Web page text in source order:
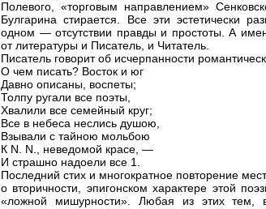
Полевого, «торговым направлением»
Булгарина стирается. Все эти эстетически
одном — отсутствии правды и простоты. А
от литературы и Писатель, и Читатель.
Писатель говорит об исчерпанности
О чем писать? Восток и юг
Давно описаны, воспеты;
Толпу ругали все поэты,
Хвалили все семейный круг;
Все в небеса неслись душою,
Взывали с тайною мольбою
К N. N., неведомой красе, —
И страшно надоели все 1.
Последний стих и многократное повторение
о вторичности, эпигонском характере этой
«ложной мишурности». Любая из этих тем,